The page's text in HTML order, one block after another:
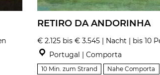
RETIRO DA ANDORINHA
€ 2.125 bis € 3.545 | Nacht | bis 10
Portugal | Comporta
10 Min. zum Strand
Nahe Comporta